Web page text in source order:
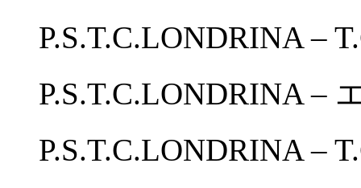
P.S.T.C.LONDRINA –
P.S.T.C.LONDRINA –
P.S.T.C.LONDRINA –